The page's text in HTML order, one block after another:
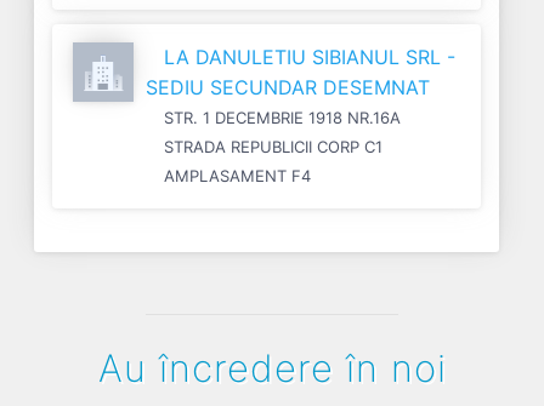
LA DANULETIU SIBIANUL SRL -
SEDIU SECUNDAR DESEMNAT
STR. 1 DECEMBRIE 1918 NR.16A
STRADA REPUBLICII CORP C1
AMPLASAMENT F4
Au încredere în noi